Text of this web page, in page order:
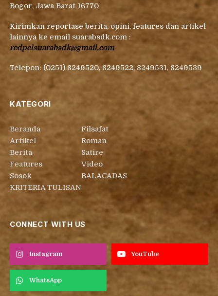
Bogor, Jawa Barat 16770
Kirimkan reportase berita, opini, features dan artikel
lainnya ke email suarabsdk.com :
redpelsuarabsdk@gmail.com
Telepon: (0251) 8249520, 8249522, 8249531, 8249539
KATEGORI
Beranda
Artikel
Berita
Features
Sosok
KRITERIA TULISAN
Filsafat
Roman
Satire
Video
BALACADAS
CONNECT WITH US
Instagram YouTube
WhatsApp